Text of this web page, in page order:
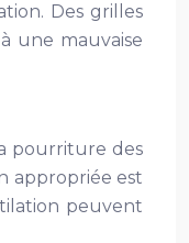
Des grilles
une mauvaise
pourriture des
appropriée est
peuvent